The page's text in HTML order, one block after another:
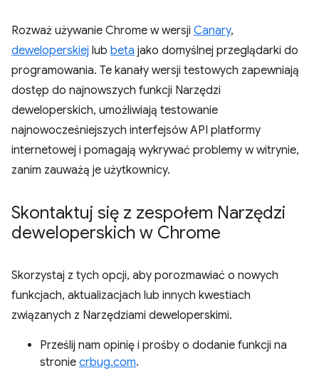
Rozważ używanie Chrome w wersji Canary,
deweloperskiej lub beta jako domyślnej przeglądarki do
programowania. Te kanały wersji testowych zapewniają
dostęp do najnowszych funkcji Narzędzi
deweloperskich, umożliwiają testowanie
najnowocześniejszych interfejsów API platformy
internetowej i pomagają wykrywać problemy w witrynie,
zanim zauważą je użytkownicy.
Skontaktuj się z zespołem Narzędzi
deweloperskich w Chrome
Skorzystaj z tych opcji, aby porozmawiać o nowych
funkcjach, aktualizacjach lub innych kwestiach
związanych z Narzędziami deweloperskimi.
Prześlij nam opinię i prośby o dodanie funkcji na
stronie crbug.com.